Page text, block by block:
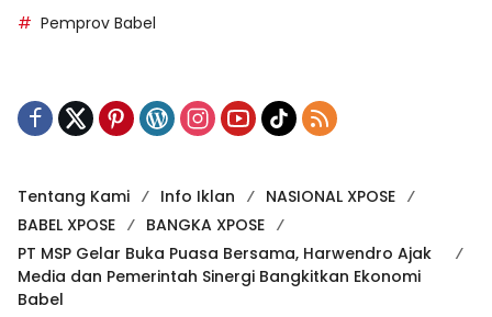
Pemprov Babel
Tentang Kami Info Iklan
NASIONAL XPOSE
BABEL XPOSE
BANGKA XPOSE
PT MSP Gelar Buka Puasa Bersama, Harwendro Ajak
Media dan Pemerintah Sinergi Bangkitkan Ekonomi
Babel